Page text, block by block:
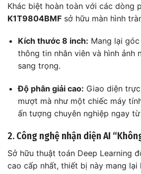
Khác biệt hoàn toàn với các dòng
K1T9804BMF sở hữu màn hình
Kích thước 8 inch: Mang lại
thông tin nhân viên và hình ảnh
sang trọng.
Độ phân giải cao: Giao diện
mượt mà như một chiếc máy
ấn tượng chuyên nghiệp ngay
2. Công nghệ nhận diện AI
Sở hữu thuật toán Deep Learning
cao cấp nhất, thiết bị này mang lại